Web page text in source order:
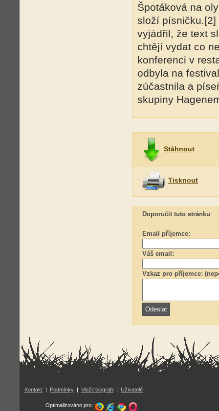
Špotáková na
složí písničku.[2]
vyjádřil, že text
chtějí vydat co
konferenci v
odbyla na
zúčastnila a
skupiny
Stáhnout
Tisknout
Doporučit tuto stránku
Email příjemce:
Váš email:
Vzkaz pro příjemce:
Kontakt | Podmínky | Vložit biografii | Uživatelé
Optimalizováno pro: